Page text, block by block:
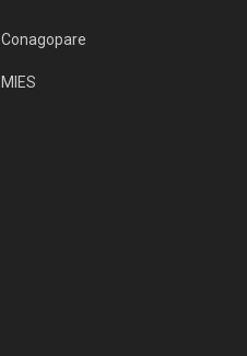
Conagopare
MIES